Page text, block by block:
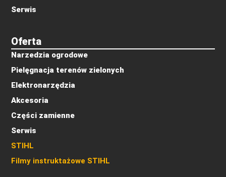
Oferta
Narzedzia ogrodowe
Pielęgnacja terenów zielonych
Elektronarzędzia
Akcesoria
Części zamienne
Serwis
STIHL
Filmy instruktażowe STIHL
Serwis